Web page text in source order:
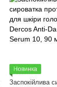
Новинка
Заспокійлива